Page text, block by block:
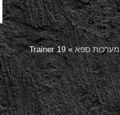
מערכות ספא»
Trainer 19